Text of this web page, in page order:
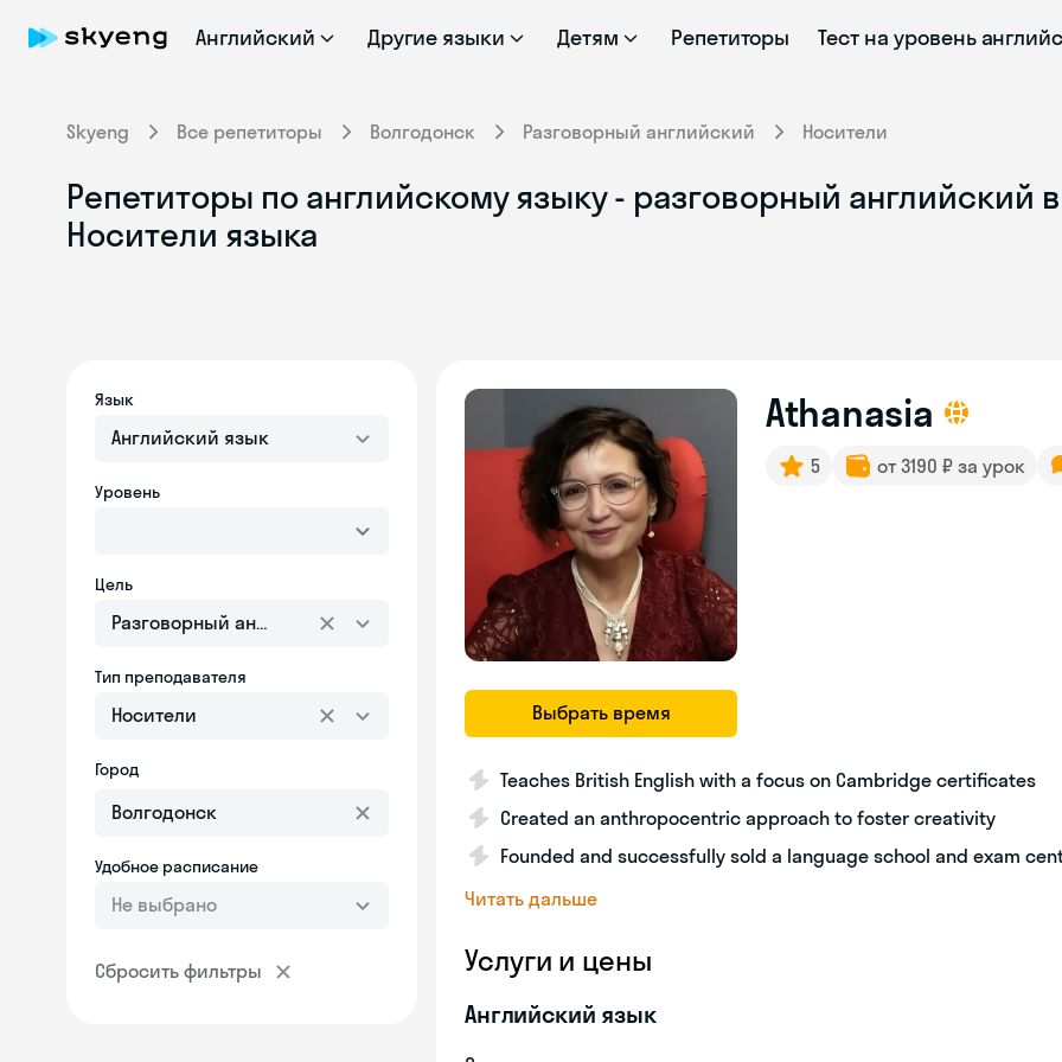
Английский Другие языки Детям Репетиторы Тест на уровень
Skyeng Все репетиторы Волгодонск Разговорный английский Носители
Репетиторы по английскому языку - разговорный английский
Носители языка
Язык
Английский язык
Уровень
Цель
Разговорный английский
Тип преподавателя
Носители
Город
Удобное расписание
Не выбрано
Сбросить фильтры
Выбрать время
Athanasia
5 от 3190 ₽ за урок
Teaches British English with a focus on Cambridge certificates
Created an anthropocentric approach to foster creativity
Founded and successfully sold a language school and exam
Читать дальше
Услуги и цены
Английский язык